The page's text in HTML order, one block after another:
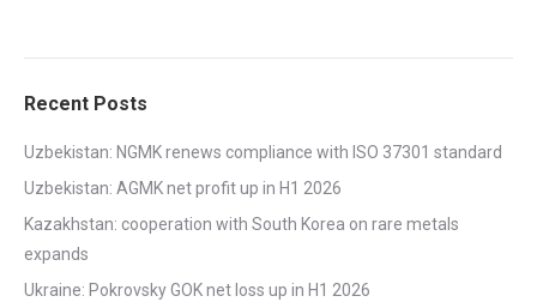
Recent Posts
Uzbekistan: NGMK renews compliance with ISO 37301 standard
Uzbekistan: AGMK net profit up in H1 2026
Kazakhstan: cooperation with South Korea on rare metals
expands
Ukraine: Pokrovsky GOK net loss up in H1 2026